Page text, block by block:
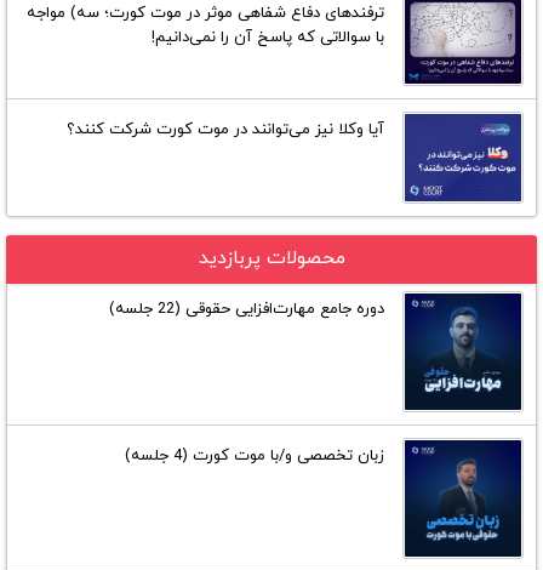
ترفند‌های دفاع شفاهی موثر در موت کورت؛ سه) مواجه
با سوالاتی که پاسخ آن را نمی‌دانیم!
آیا وکلا نیز می‌توانند در موت کورت شرکت کنند؟
محصولات پربازدید
دوره جامع مهارت‌افزایی حقوقی (22 جلسه)
زبان تخصصی و/با موت کورت (4 جلسه)